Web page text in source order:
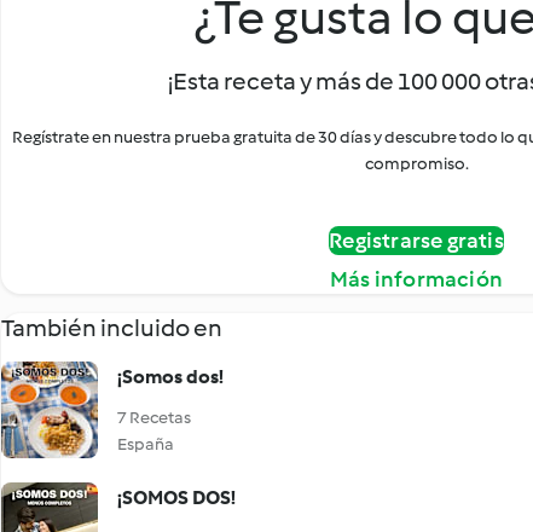
¿Te gusta lo
¡Esta receta y más de 100 000
Regístrate en nuestra prueba gratuita de 30 días y descubre todo lo
compromiso.
Registrarse gratis
Más información
También incluido en
¡Somos dos!
7 Recetas
España
¡SOMOS DOS!